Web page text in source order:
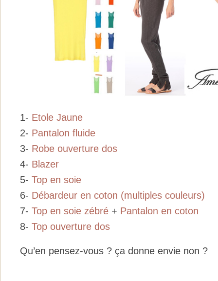
1- Etole Jaune
2- Pantalon fluide
3- Robe ouverture dos
4- Blazer
5- Top en soie
6- Débardeur en coton (multiples couleurs)
7- Top en soie zébré + Pantalon en coton
8- Top ouverture dos
Qu’en pensez-vous ? ça donne envie non ?